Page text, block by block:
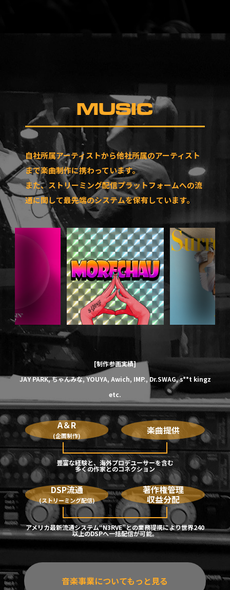
MUSIC
自社所属アーティストから他社所属のアーティスト
まで楽曲制作に携わっています。
また、ストリーミング配信プラットフォームへの流
通に関して最先端のシステムを保有しています。
[制作参画実績]
JAY PARK,ちゃんみな,YOUYA, Awich, IMP., Dr.SWAG,s**t kingz
etc.
A＆R
(企画制作) 楽曲提供
豊富な経験と、海外プロデユーサーを含む
多くの作家とのコネクション
DSP流通
(ストリーミング配信)
著作権管理
収益分配
アメリカ最新流通システム“N3RVE”との業務提携により世界240
以上のDSPへ一括配信が可能。
音楽事業についてもっと見る